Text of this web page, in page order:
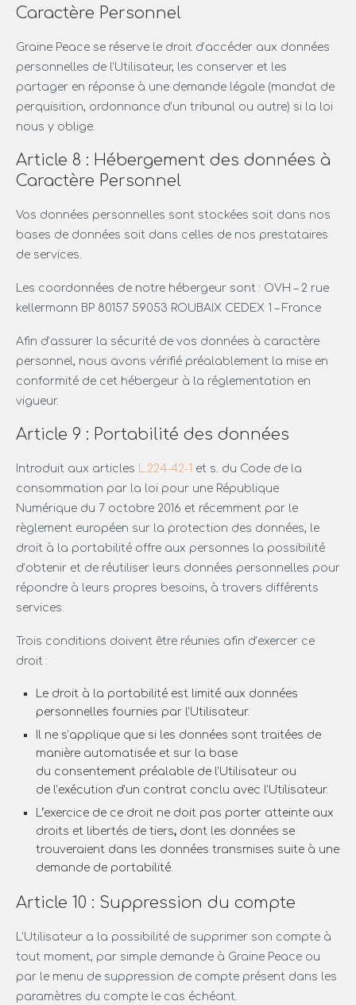
Caractère Personnel
Graine Peace se réserve le droit d’accéder aux données
personnelles de l’Utilisateur, les conserver et les
partager en réponse à une demande légale (mandat de
perquisition, ordonnance d’un tribunal ou autre) si la loi
nous y oblige.
Article 8 : Hébergement des données à
Caractère Personnel
Vos données personnelles sont stockées soit dans nos
bases de données soit dans celles de nos prestataires
de services.
Les coordonnées de notre hébergeur sont : OVH – 2 rue
kellermann BP 80157 59053 ROUBAIX CEDEX 1 – France
Afin d’assurer la sécurité de vos données à caractère
personnel, nous avons vérifié préalablement la mise en
conformité de cet hébergeur à la réglementation en
vigueur.
Article 9 : Portabilité des données
Introduit aux articles L.224-42-1 et s. du Code de la
consommation par la loi pour une République
Numérique du 7 octobre 2016 et récemment par le
règlement européen sur la protection des données, le
droit à la portabilité offre aux personnes la possibilité
d’obtenir et de réutiliser leurs données personnelles pour
répondre à leurs propres besoins, à travers différents
services.
Trois conditions doivent être réunies afin d’exercer ce
droit :
Le droit à la portabilité est limité aux données
personnelles fournies par l’Utilisateur.
Il ne s’applique que si les données sont traitées de
manière automatisée et sur la base
du consentement préalable de l’Utilisateur ou
de l’exécution d’un contrat conclu avec l’Utilisateur.
L’exercice de ce droit ne doit pas porter atteinte aux
droits et libertés de tiers, dont les données se
trouveraient dans les données transmises suite à une
demande de portabilité.
Article 10 : Suppression du compte
L’Utilisateur a la possibilité de supprimer son compte à
tout moment, par simple demande à Graine Peace ou
par le menu de suppression de compte présent dans les
paramètres du compte le cas échéant.